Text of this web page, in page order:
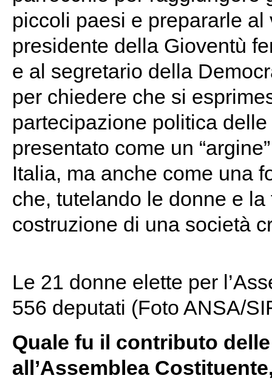
piccoli paesi e prepararle
presidente della Gioventù
e al segretario della
per chiedere che si
partecipazione politica
presentato come un
Italia, ma anche come una
che, tutelando le donne e
costruzione di una società
Le 21 donne elette per
556 deputati (Foto ANSA/
Quale fu il contributo
all’Assemblea